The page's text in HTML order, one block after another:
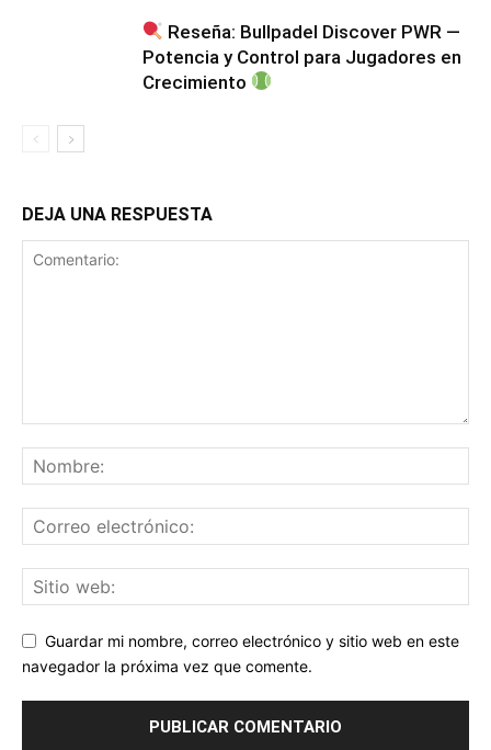
Reseña: Bullpadel Discover PWR —
Potencia y Control para Jugadores en
Crecimiento
DEJA UNA RESPUESTA
Guardar mi nombre, correo electrónico y sitio web en este
navegador la próxima vez que comente.